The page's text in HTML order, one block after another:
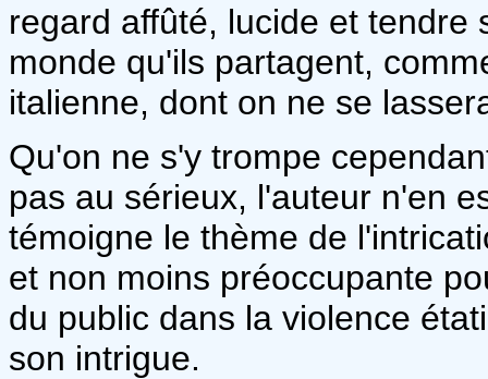
regard affûté, lucide et tendre
monde qu'ils partagent,
italienne, dont on ne se
Qu'on ne s'y trompe
pas au sérieux, l'auteur n'en
témoigne le thème de
et non moins préoccupante
du public dans la violence
son intrigue.